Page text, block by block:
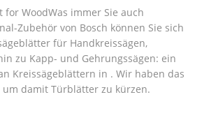
for WoodWas immer Sie auch
Zubehör von Bosch können Sie sich
für Handkreissägen,
zu Kapp- und Gehrungssägen: ein
Kreissägeblättern in . Wir haben das
um damit Türblätter zu kürzen.